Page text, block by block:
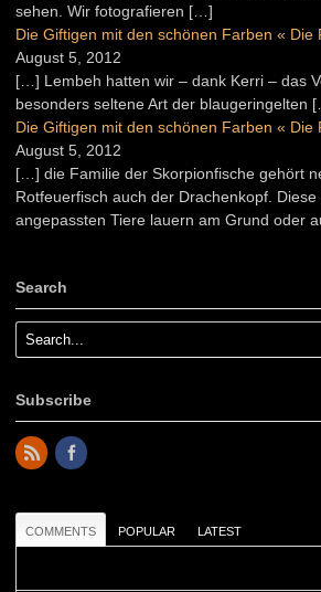
sehen. Wir fotografieren […]
Die Giftigen mit den schönen Farben « Die
August 5, 2012
[…] Lembeh hatten wir – dank Kerri – das
besonders seltene Art der blaugeringelten
Die Giftigen mit den schönen Farben « Die
August 5, 2012
[…] die Familie der Skorpionfische gehört
Rotfeuerfisch auch der Drachenkopf.
angepassten Tiere lauern am Grund oder
Search
Subscribe
COMMENTS POPULAR LATEST